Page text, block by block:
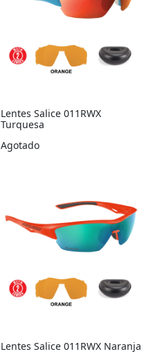
Lentes Salice 011RWX
Turquesa
Agotado
Lentes Salice 011RWX Naranja